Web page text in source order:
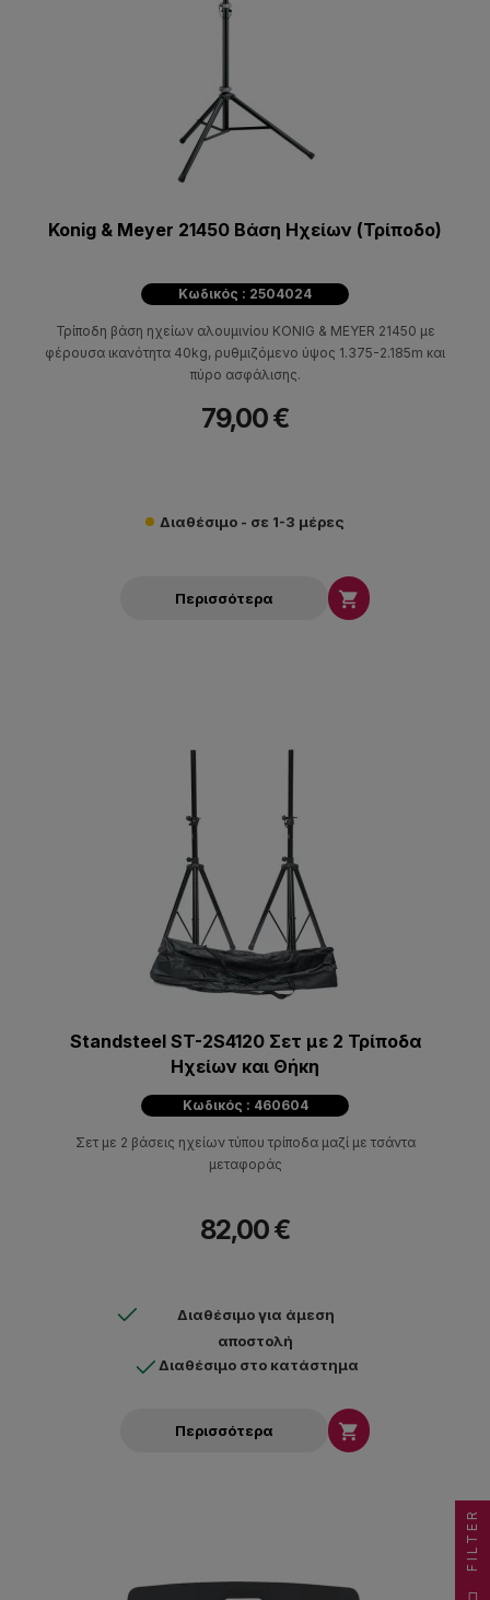
Konig & Meyer 21450 Βάση Ηχείων (Τρίποδο)
Κωδικός : 2504024
Τρίποδη βάση ηχείων αλουμινίου KONIG & MEYER 21450 με
φέρουσα ικανότητα 40kg, ρυθμιζόμενο ύψος 1.375-2.185m και
πύρο ασφάλισης.
79,00 €
Διαθέσιμο - σε 1-3 μέρες
Περισσότερα 
Standsteel ST-2S4120 Σετ με 2 Τρίποδα
Ηχείων και Θήκη
Κωδικός : 460604
Σετ με 2 βάσεις ηχείων τύπου τρίποδα μαζί με τσάντα
μεταφοράς
82,00 €
Διαθέσιμο για άμεση
αποστολή
Διαθέσιμο στο κατάστημα
Περισσότερα 
FILTER